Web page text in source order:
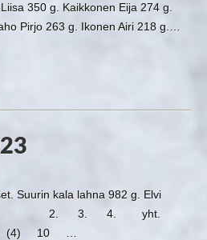
350 g. Kaikkonen Eija 274 g.
Pirjo 263 g. Ikonen Airi 218 g.…
Suurin kala lahna 982 g. Elvi
2. 3. 4. yht.
(4) 10 …